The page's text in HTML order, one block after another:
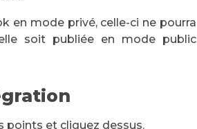
en mode privé, celle-ci ne pourra
soit publiée en mode public
points et cliquez dessus.